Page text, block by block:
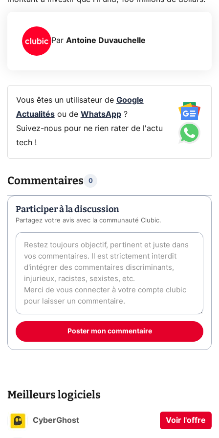
Par Antoine Duvauchelle
Vous êtes un utilisateur de Google
Actualitésou de WhatsApp?
Suivez-nous pour ne rien rater de l'actu
tech !
Commentaires 0
Participer à la discussion
Partagez votre avis avec la communauté Clubic.
Poster mon commentaire
Meilleurs logiciels
CyberGhost Voir l'offre